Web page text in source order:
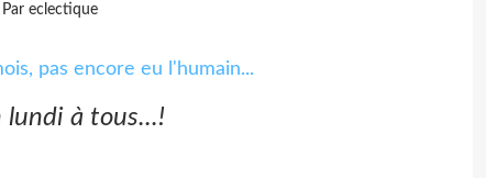
Par eclectique
lundi à tous...!